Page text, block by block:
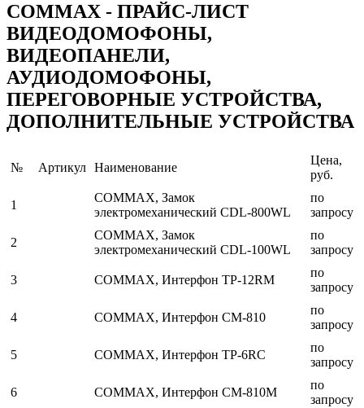
COMMAX - ПРАЙС-ЛИСТ
ВИДЕОДОМОФОНЫ,
ВИДЕОПАНЕЛИ,
АУДИОДОМОФОНЫ,
ПЕРЕГОВОРНЫЕ УСТРОЙСТВА,
ДОПОЛНИТЕЛЬНЫЕ УСТРОЙСТВА
№ Артикул Наименование
Цена,
руб.
1
COMMAX, Замок
электромеханический CDL-800WL
по
запросу
2
COMMAX, Замок
электромеханический CDL-100WL
по
запросу
3 COMMAX, Интерфон TP-12RM
по
запросу
4 COMMAX, Интерфон CM-810
по
запросу
5 COMMAX, Интерфон TP-6RC
по
запросу
6 COMMAX, Интерфон CM-810M
по
запросу